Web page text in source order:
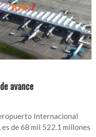
avance
Internacional
de 68 mil 522.1 millones